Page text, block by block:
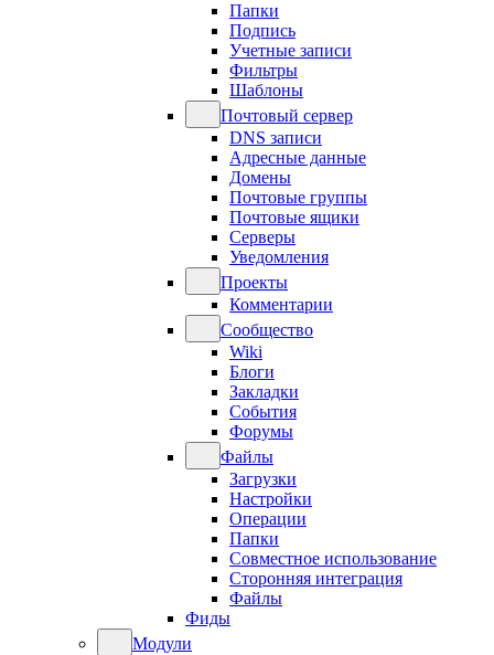
Папки
Подпись
Учетные записи
Фильтры
Шаблоны
Почтовый сервер
DNS записи
Адресные данные
Домены
Почтовые группы
Почтовые ящики
Серверы
Уведомления
Проекты
Комментарии
Сообщество
Wiki
Блоги
Закладки
События
Форумы
Файлы
Загрузки
Настройки
Операции
Папки
Совместное использование
Сторонняя интеграция
Файлы
Фиды
Модули